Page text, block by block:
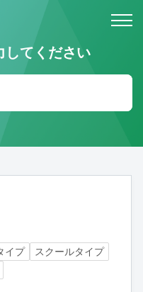
合わせ
応いたします。
してください
イプ
スクールタイプ